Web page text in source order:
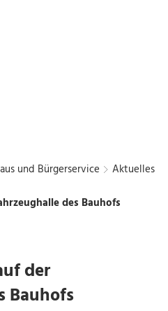
und Bürgerservice
Aktuelles
des Bauhofs
der
Bauhofs